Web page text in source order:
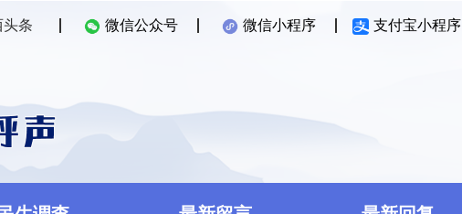
头条 微信公众号 微信小程序 支付宝小程序